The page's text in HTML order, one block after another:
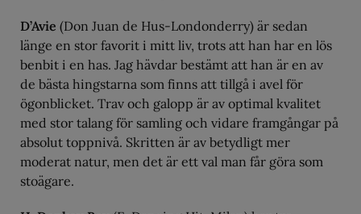
D’Avie (Don Juan de Hus-Londonderry) är sedan
länge en stor favorit i mitt liv, trots att han har en lös
benbit i en has. Jag hävdar bestämt att han är en av
de bästa hingstarna som finns att tillgå i avel för
ögonblicket. Trav och galopp är av optimal kvalitet
med stor talang för samling och vidare framgångar på
absolut toppnivå. Skritten är av betydligt mer
moderat natur, men det är ett val man får göra som
stoägare.